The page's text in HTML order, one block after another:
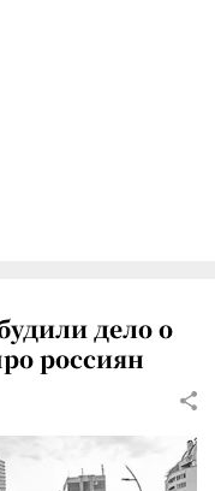
дело о
россиян